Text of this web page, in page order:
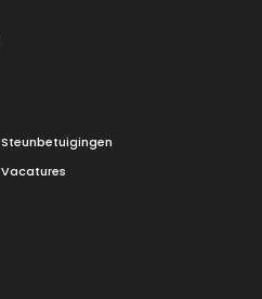
Steunbetuigingen
Vacatures